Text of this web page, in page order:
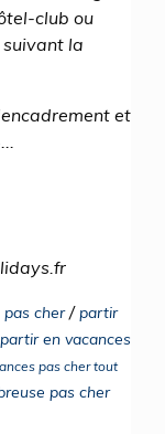
club ou
la
et
pas cher/partir
partir en vacances
pas cher tout
pas cher